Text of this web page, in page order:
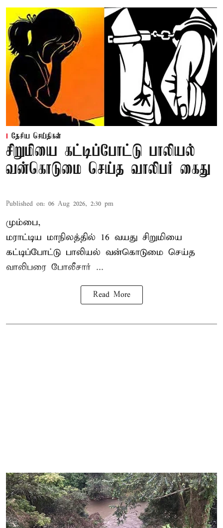
தேசிய செய்திகள்
சிறுமியை கட்டிப்போட்டு பாலியல்
வன்கொடுமை செய்த வாலிபர் கைது
Published on: 06 Aug 2026, 2:30 pm
மும்பை,
மராட்டிய மாநிலத்தில் 16 வயது சிறுமியை
கட்டிப்போட்டு பாலியல் வன்கொடுமை செய்த
வாலிபரை போலீசார் ...
Read More